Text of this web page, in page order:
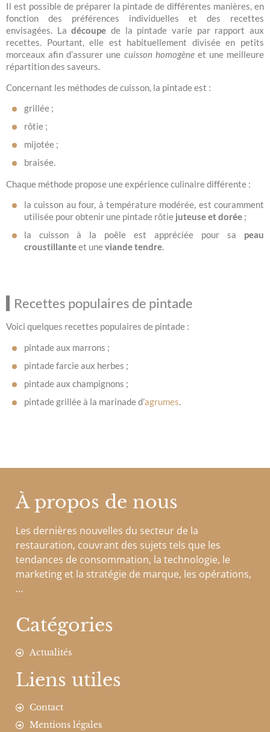
Il est possible de préparer la pintade de différentes manières, en
fonction des préférences individuelles et des recettes
envisagées. Ladécoupe de la pintade varie par rapport aux
recettes. Pourtant, elle est habituellement divisée en petits
morceaux afin d’assurer une cuisson homogèneet une meilleure
répartition des saveurs.
Concernant les méthodes de cuisson, la pintade est :
grillée ;
rôtie ;
mijotée ;
braisée.
Chaque méthode propose une expérience culinaire différente :
la cuisson au four, à température modérée, est couramment
utilisée pour obtenir une pintade rôtie juteuse et dorée ;
la cuisson à la poêle est appréciée pour sa peau
croustillanteet uneviande tendre.
Recettes populaires de pintade
Voici quelques recettes populaires de pintade :
pintade aux marrons ;
pintade farcie aux herbes ;
pintade aux champignons ;
pintade grillée à la marinade d’agrumes.
À propos de nous
Les dernières nouvelles du secteur de la
restauration, couvrant des sujets tels que les
tendances de consommation, la technologie, le
marketing et la stratégie de marque, les opérations,
…
Catégories
Actualités
Liens utiles
Contact
Mentions légales